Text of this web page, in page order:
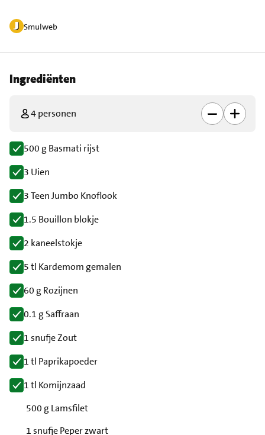
Smulweb
Ingrediënten
4 personen
500 g Basmati rijst
3 Uien
3 Teen Jumbo Knoflook
1.5 Bouillon blokje
2 kaneelstokje
5 tl Kardemom gemalen
60 g Rozijnen
0.1 g Saffraan
1 snufje Zout
1 tl Paprikapoeder
1 tl Komijnzaad
500 g Lamsfilet
1 snufje Peper zwart